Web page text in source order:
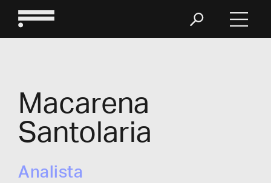
Macarena
Santolaria
Analista